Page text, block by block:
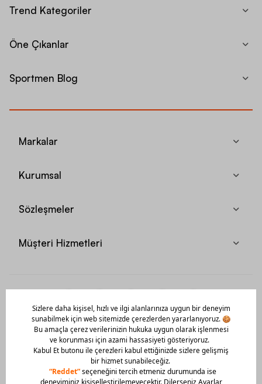
Trend Kategoriler
Öne Çıkanlar
Sportmen Blog
Markalar
Kurumsal
Sözleşmeler
Müşteri Hizmetleri
Mobil Uygulamamızı Hemen İndir!